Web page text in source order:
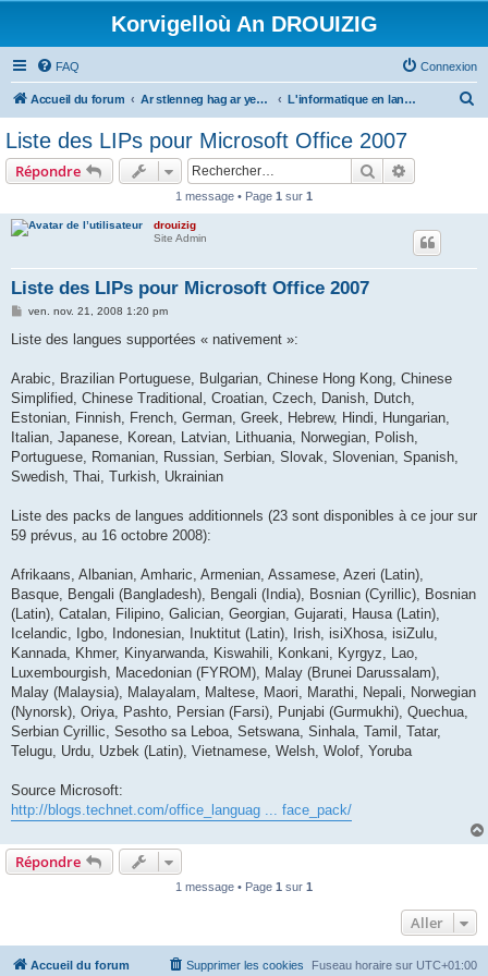
Korvigelloù An DROUIZIG
FAQ Connexion
Accueil du forum Ar stlenneg hag ar yezhoù bihan er bed a-bezh L'informatique en langues régionales et minoritaires
Liste des LIPs pour Microsoft Office 2007
Répondre Rechercher
1 message • Page 1 sur 1
drouizig
Site Admin
Liste des LIPs pour Microsoft Office 2007
M
s
g
ven. nov. 21, 2008 1:20 pm
Liste des langues supportées « nativement »:
Arabic, Brazilian Portuguese, Bulgarian, Chinese Hong Kong, Chinese
Simplified, Chinese Traditional, Croatian, Czech, Danish, Dutch,
Estonian, Finnish, French, German, Greek, Hebrew, Hindi, Hungarian,
Italian, Japanese, Korean, Latvian, Lithuania, Norwegian, Polish,
Portuguese, Romanian, Russian, Serbian, Slovak, Slovenian, Spanish,
Swedish, Thai, Turkish, Ukrainian
Liste des packs de langues additionnels (23 sont disponibles à ce jour sur
59 prévus, au 16 octobre 2008):
Afrikaans, Albanian, Amharic, Armenian, Assamese, Azeri (Latin),
Basque, Bengali (Bangladesh), Bengali (India), Bosnian (Cyrillic), Bosnian
(Latin), Catalan, Filipino, Galician, Georgian, Gujarati, Hausa (Latin),
Icelandic, Igbo, Indonesian, Inuktitut (Latin), Irish, isiXhosa, isiZulu,
Kannada, Khmer, Kinyarwanda, Kiswahili, Konkani, Kyrgyz, Lao,
Luxembourgish, Macedonian (FYROM), Malay (Brunei Darussalam),
Malay (Malaysia), Malayalam, Maltese, Maori, Marathi, Nepali, Norwegian
(Nynorsk), Oriya, Pashto, Persian (Farsi), Punjabi (Gurmukhi), Quechua,
Serbian Cyrillic, Sesotho sa Leboa, Setswana, Sinhala, Tamil, Tatar,
Telugu, Urdu, Uzbek (Latin), Vietnamese, Welsh, Wolof, Yoruba
Source Microsoft:
http://blogs.technet.com/office_languag ... face_pack/
Répondre
1 message • Page 1 sur 1
Aller
Accueil du forum Fuseau horaire sur UTC+01:00
Supprimer les cookies